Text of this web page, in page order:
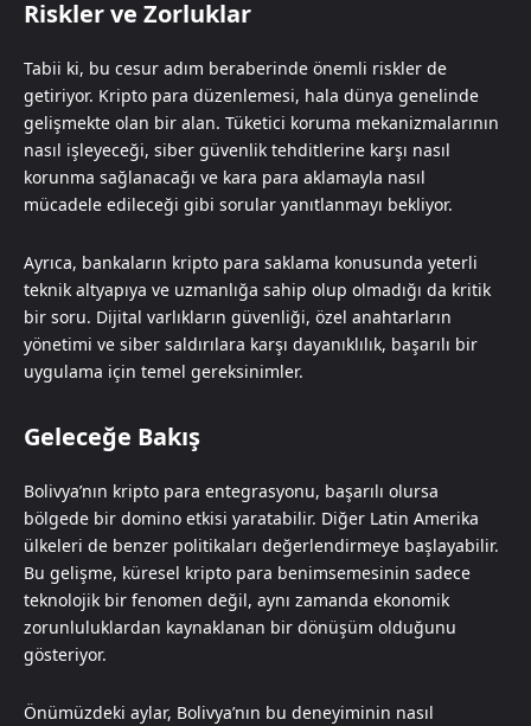
Riskler ve Zorluklar
Tabii ki, bu cesur adım beraberinde önemli riskler de
getiriyor. Kripto para düzenlemesi, hala dünya genelinde
gelişmekte olan bir alan. Tüketici koruma mekanizmalarının
nasıl işleyeceği, siber güvenlik tehditlerine karşı nasıl
korunma sağlanacağı ve kara para aklamayla nasıl
mücadele edileceği gibi sorular yanıtlanmayı bekliyor.
Ayrıca, bankaların kripto para saklama konusunda yeterli
teknik altyapıya ve uzmanlığa sahip olup olmadığı da kritik
bir soru. Dijital varlıkların güvenliği, özel anahtarların
yönetimi ve siber saldırılara karşı dayanıklılık, başarılı bir
uygulama için temel gereksinimler.
Geleceğe Bakış
Bolivya’nın kripto para entegrasyonu, başarılı olursa
bölgede bir domino etkisi yaratabilir. Diğer Latin Amerika
ülkeleri de benzer politikaları değerlendirmeye başlayabilir.
Bu gelişme, küresel kripto para benimsemesinin sadece
teknolojik bir fenomen değil, aynı zamanda ekonomik
zorunluluklardan kaynaklanan bir dönüşüm olduğunu
gösteriyor.
Önümüzdeki aylar, Bolivya’nın bu deneyiminin nasıl